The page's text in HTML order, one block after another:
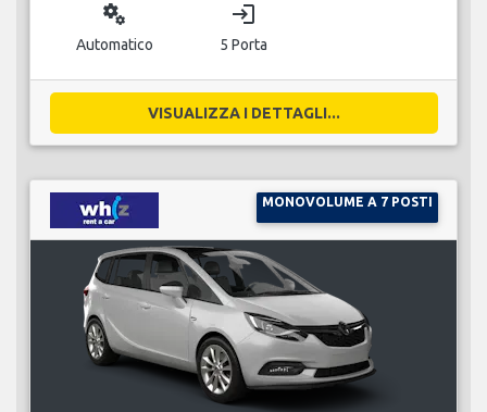
miscellaneous_services
Automatico
login
5 Porta
VISUALIZZA I DETTAGLI...
MONOVOLUME A 7 POSTI